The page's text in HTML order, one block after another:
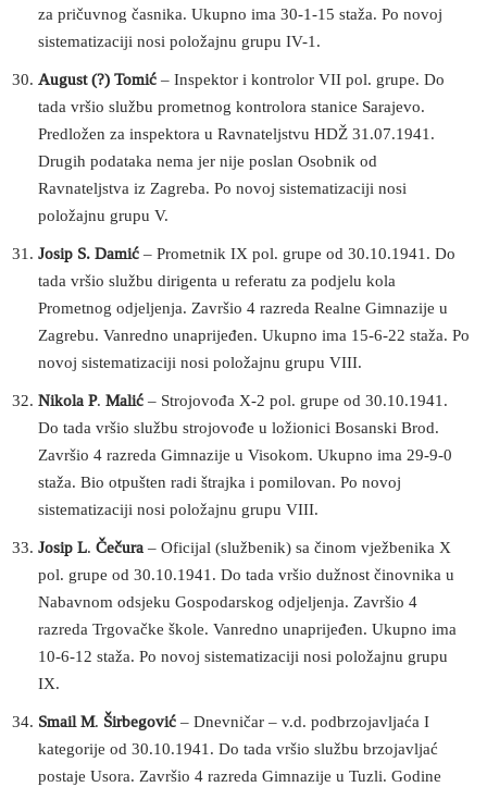
za pričuvnog časnika. Ukupno ima 30-1-15 staža. Po novoj
sistematizaciji nosi položajnu grupu IV-1.
August (?) Tomić – Inspektor i kontrolor VII pol. grupe. Do
tada vršio službu prometnog kontrolora stanice Sarajevo.
Predložen za inspektora u Ravnateljstvu HDŽ 31.07.1941.
Drugih podataka nema jer nije poslan Osobnik od
Ravnateljstva iz Zagreba. Po novoj sistematizaciji nosi
položajnu grupu V.
Josip S. Damić – Prometnik IX pol. grupe od 30.10.1941. Do
tada vršio službu dirigenta u referatu za podjelu kola
Prometnog odjeljenja. Završio 4 razreda Realne Gimnazije u
Zagrebu. Vanredno unaprijeđen. Ukupno ima 15-6-22 staža. Po
novoj sistematizaciji nosi položajnu grupu VIII.
Nikola P. Malić – Strojovođa X-2 pol. grupe od 30.10.1941.
Do tada vršio službu strojovođe u ložionici Bosanski Brod.
Završio 4 razreda Gimnazije u Visokom. Ukupno ima 29-9-0
staža. Bio otpušten radi štrajka i pomilovan. Po novoj
sistematizaciji nosi položajnu grupu VIII.
Josip L. Čečura – Oficijal (službenik) sa činom vježbenika X
pol. grupe od 30.10.1941. Do tada vršio dužnost činovnika u
Nabavnom odsjeku Gospodarskog odjeljenja. Završio 4
razreda Trgovačke škole. Vanredno unaprijeđen. Ukupno ima
10-6-12 staža. Po novoj sistematizaciji nosi položajnu grupu
IX.
Smail M. Širbegović – Dnevničar – v.d. podbrzojavljaća I
kategorije od 30.10.1941. Do tada vršio službu brzojavljać
postaje Usora. Završio 4 razreda Gimnazije u Tuzli. Godine